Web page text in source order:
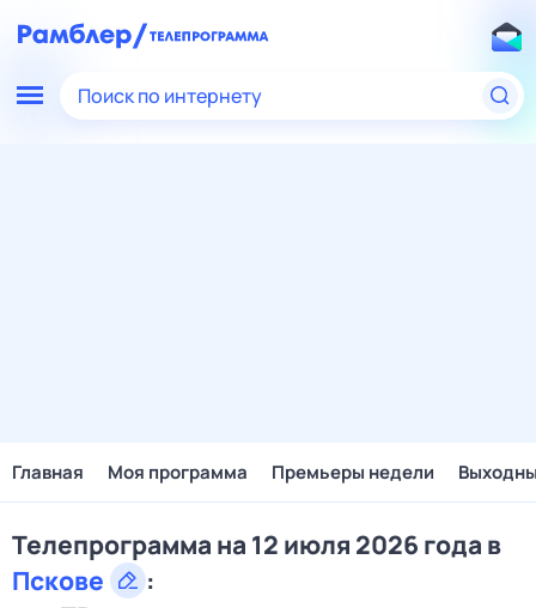
Поиск по интернету
Главная Моя программа Премьеры недели
Телепрограмма на 12 июля 2026 года в
Пскове
: